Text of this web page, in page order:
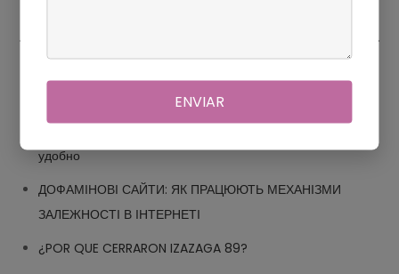
настройки фотоаппарата
удобно
ДОФАМІНОВІ САЙТИ: ЯК ПРАЦЮЮТЬ МЕХАНІЗМИ
ЗАЛЕЖНОСТІ В ІНТЕРНЕТІ
¿POR QUE CERRARON IZAZAGA 89?
ENVIAR